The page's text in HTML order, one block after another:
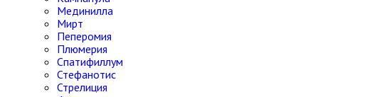
Мединилла
Мирт
Пеперомия
Плюмерия
Спатифиллум
Стефанотис
Стрелиция